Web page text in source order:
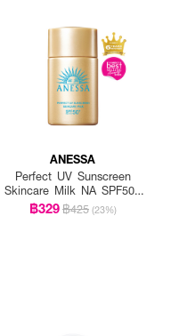
ANESSA
Perfect UV Sunscreen
Skincare Milk NA SPF50+
PA++++
฿329฿425 (23%)